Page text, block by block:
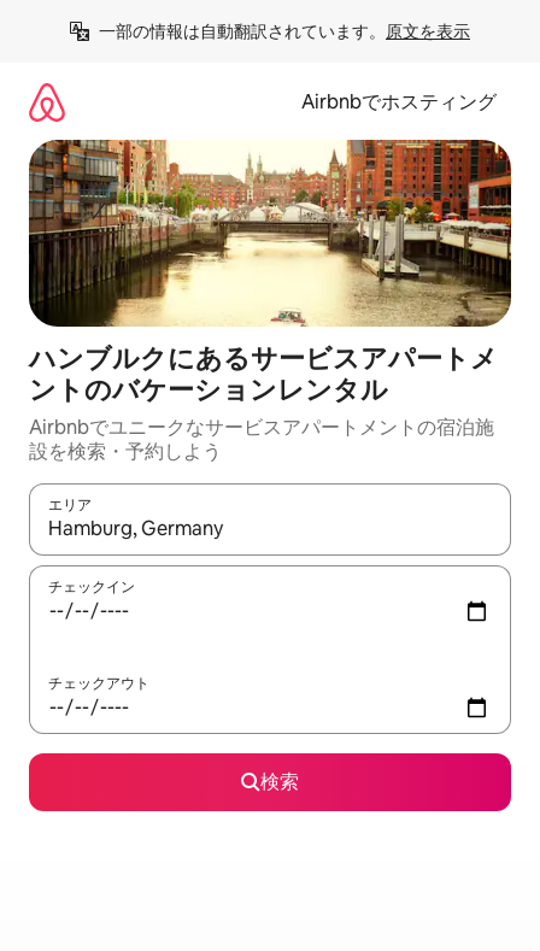
一部の情報は自動翻訳されています。 原文を表示
Airbnbでホスティング
ハンブルクにあるサービスアパートメ
ントのバケーションレンタル
Airbnbでユニークなサービスアパートメントの宿泊施
設を検索・予約しよう
エリア
検索結果が表示されたら、上下の矢印キーを使って移動するか
チェックイン
チェックアウト
検索